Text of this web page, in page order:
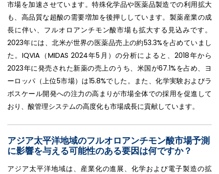
市場を加速させています。特殊化学品や医薬品製造での利用拡大
も、高品質な超酸の需要増加を後押ししています。製薬産業の成
長に伴い、フルオロアンチモン酸市場も拡大する見込みです。
2023年には、北米が世界の医薬品売上の約53.3%を占めていまし
た。IQVIA（MIDAS 2024年5月）の分析によると、2018年から
2023年に発売された新薬の売上のうち、米国が67.1%を占め、ヨ
ーロッパ（上位5市場）は15.8%でした。また、化学実験およびラ
ボスケール開発への注力の高まりが市場全体での採用を促進して
おり、酸管理システムの高度化も市場成長に貢献しています。
アジア太平洋地域のフルオロアンチモン酸市場予測
に影響を与える可能性のある要因は何ですか？
アジア太平洋地域は、産業化の進展、化学および電子製造の拡